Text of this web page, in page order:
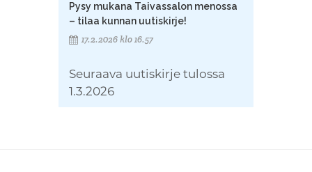
Pysy mukana Taivassalon menossa
– tilaa kunnan uutiskirje!
17.2.2026 klo 16.57
Seuraava uutiskirje tulossa
1.3.2026